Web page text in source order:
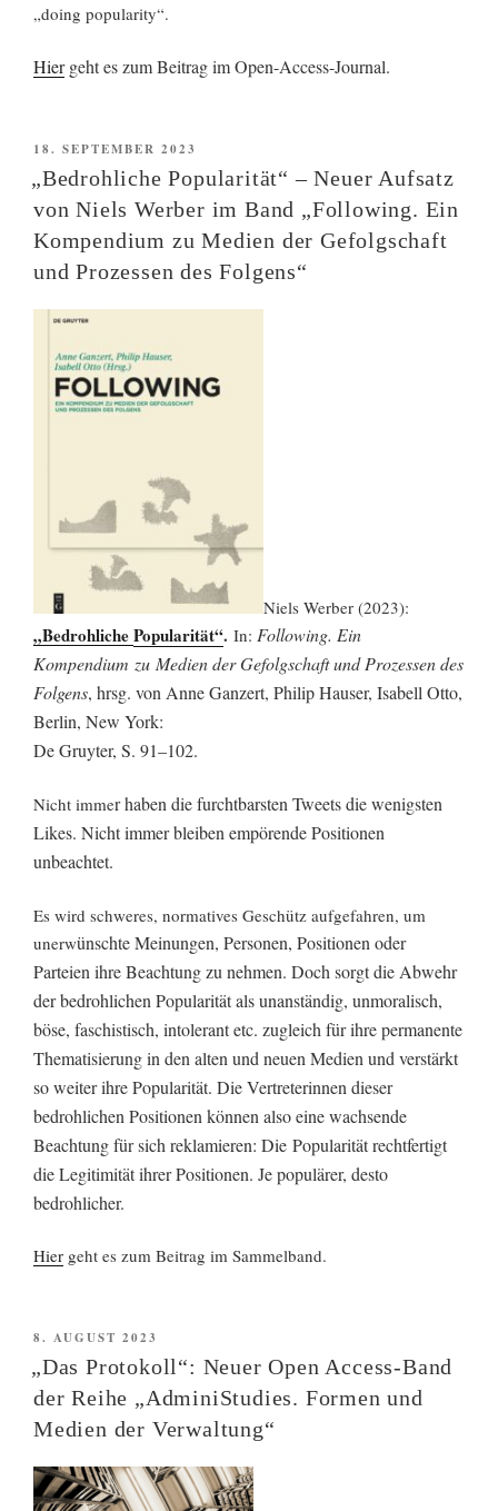
„doing popularity“.
Hiergeht es zum Beitrag im Open-Access-Journal.
VERÖFFENTLICHT
AM
18. SEPTEMBER 2023
„Bedrohliche Popularität“ – Neuer Aufsatz
von Niels Werber im Band „Following. Ein
Kompendium zu Medien der Gefolgschaft
und Prozessen des Folgens“
Niels Werber (2023):
„BedrohlichePopularität“. In: Following. Ein
Kompendium zu Medien der Gefolgschaft und Prozessen des
Folgens, hrsg. von AnneGanzert, Philip Hauser, Isabell Otto,
Berlin, New York:
De Gruyter, S. 91–102.
Nicht immer haben die furchtbarsten Tweets die wenigsten
Likes. Nicht immer bleiben empörende Positionen
unbeachtet.
Es wird schweres, normatives Geschütz aufgefahren, um
unerwünschte Meinungen, Personen, Positionen oder
Parteien ihre Beachtung zu nehmen. Doch sorgt die Abwehr
der bedrohlichen Popularität als unanständig, unmoralisch,
böse, faschistisch, intolerant etc. zugleich für ihre permanente
Thematisierung in den alten und neuen Medien und verstärkt
so weiter ihre Popularität. Die Vertreterinnen dieser
bedrohlichen Positionen können also eine wachsende
Beachtung für sich reklamieren: Die Popularität rechtfertigt
die Legitimität ihrer Positionen. Je populärer, desto
bedrohlicher.
Hier geht es zum Beitrag im Sammelband.
VERÖFFENTLICHT
AM
8. AUGUST 2023
„Das Protokoll“: Neuer Open Access-Band
der Reihe „AdminiStudies. Formen und
Medien der Verwaltung“